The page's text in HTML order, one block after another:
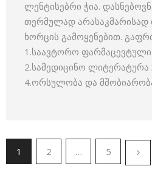
ლენტისებრი ჭია.
თერმულად არასაკმარისად
ხორცის გამოყენებით.
1.საავტორო
2.სამედიცინო ლიტერატურა
4.ორსულობა და
1 2 … 5